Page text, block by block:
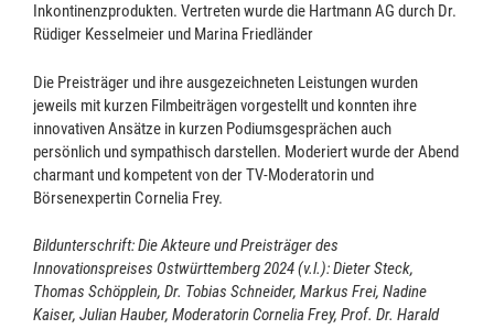
Inkontinenzprodukten. Vertreten wurde die Hartmann AG durch Dr.
Rüdiger Kesselmeier und Marina Friedländer
Die Preisträger und ihre ausgezeichneten Leistungen wurden
jeweils mit kurzen Filmbeiträgen vorgestellt und konnten ihre
innovativen Ansätze in kurzen Podiumsgesprächen auch
persönlich und sympathisch darstellen. Moderiert wurde der Abend
charmant und kompetent von der TV-Moderatorin und
Börsenexpertin Cornelia Frey.
Bildunterschrift: Die Akteure und Preisträger des
Innovationspreises Ostwürttemberg 2024 (v.l.): Dieter Steck,
Thomas Schöpplein, Dr. Tobias Schneider, Markus Frei, Nadine
Kaiser, Julian Hauber, Moderatorin Cornelia Frey, Prof. Dr. Harald